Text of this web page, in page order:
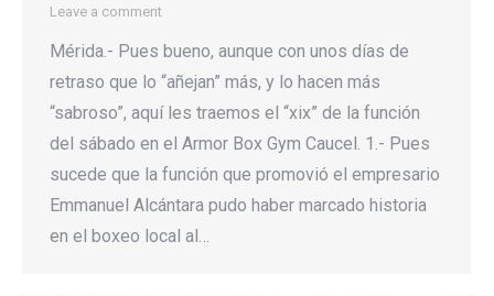
Leave a comment
Mérida.- Pues bueno, aunque con unos días de
retraso que lo “añejan” más, y lo hacen más
“sabroso”, aquí les traemos el “xix” de la función
del sábado en el Armor Box Gym Caucel. 1.- Pues
sucede que la función que promovió el empresario
Emmanuel Alcántara pudo haber marcado historia
en el boxeo local al…